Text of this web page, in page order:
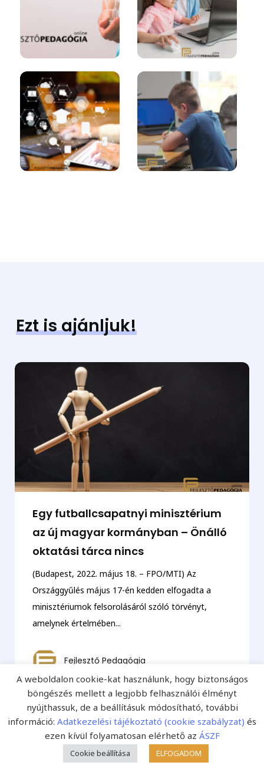
Ezt is ajánljuk!
Egy futballcsapatnyi minisztérium
az új magyar kormányban – Önálló
oktatási tárca nincs
(Budapest, 2022. május 18. – FPO/MTI) Az
Országgyűlés május 17-én kedden elfogadta a
minisztériumok felsorolásáról szóló törvényt,
amelynek értelmében...
Fejlesztő Pedagógia
A weboldalon cookie-kat használunk, hogy biztonságos
böngészés mellett a legjobb felhasználói élményt
nyújthassuk, de a beállításuk módosítható, további
információ: Adatkezelési tájékoztató (cookie szabályzat) és
ezen kívül folyamatosan elérhető az ÁSZF
Cookie beállítása ELFOGADOM